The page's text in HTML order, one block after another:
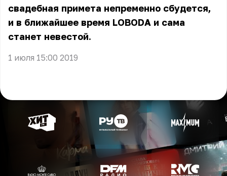
свадебная примета непременно сбудется,
и в ближайшее время LOBODA и сама
станет невестой.
1 июля 15:00 2019